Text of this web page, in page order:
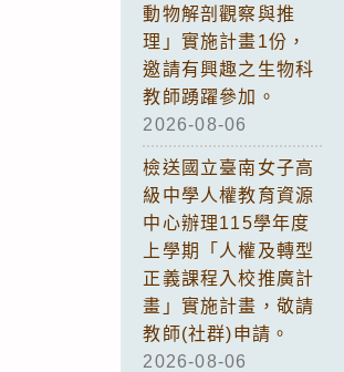
動物解剖觀察與推
理」實施計畫1份，
邀請有興趣之生物科
教師踴躍參加。
2026-08-06
檢送國立臺南女子高
級中學人權教育資源
中心辦理115學年度
上學期「人權及轉型
正義課程入校推廣計
畫」實施計畫，敬請
教師(社群)申請。
2026-08-06